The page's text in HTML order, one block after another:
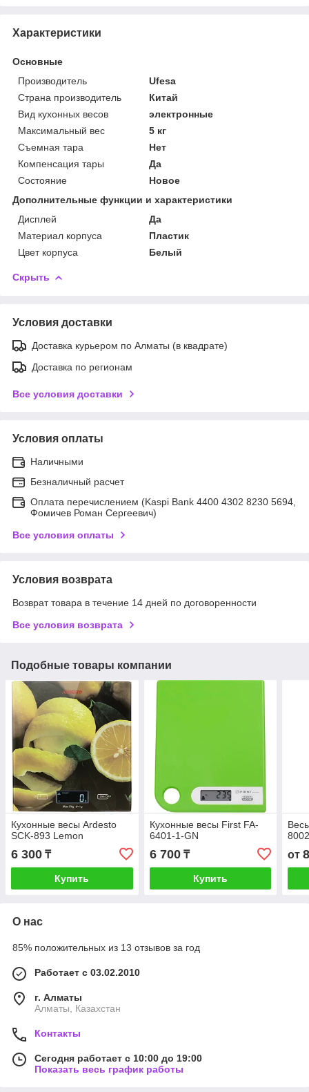
Характеристики
Основные
Производитель
Ufesa
Страна производитель
Китай
Вид кухонных весов
электронные
Максимальный вес
5 кг
Съемная тара
Нет
Компенсация тары
Да
Состояние
Новое
Дополнительные функции и характеристики
Дисплей
Да
Материал корпуса
Пластик
Цвет корпуса
Белый
Скрыть
Условия доставки
Доставка курьером по Алматы (в квадрате)
Доставка по регионам
Все условия доставки
Условия оплаты
Наличными
Безналичный расчет
Оплата перечислением (Kaspi Bank 4400 4302 8230 5694,
Фомичев Роман Сергеевич)
Все условия оплаты
Условия возврата
Возврат товара в течение 14 дней по договоренности
Все условия возврата
Подобные товары компании
Кухонные весы Ardesto
SCK-893 Lemon
6 300 ₸
Купить
Кухонные весы First FA-
6401-1-GN
6 700₸
Купить
от
О нас
85% положительных из 13 отзывов за год
Работает с 03.02.2010
г. Алматы
Алматы, Казахстан
Контакты
Сегодня работает с 10:00 до 19:00
Показать весь график работы